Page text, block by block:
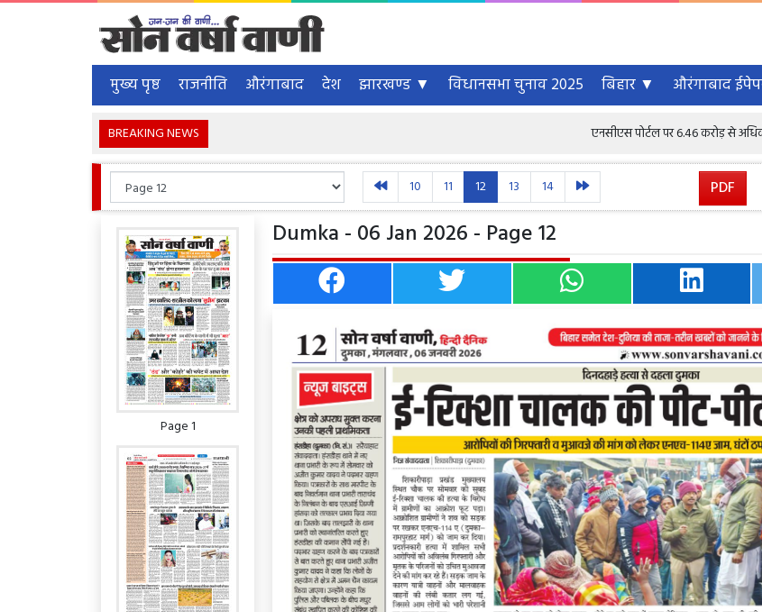
मुख्य पृष्ठ राजनीति औरंगाबाद देश झारखण्ड ▼ विधानसभा चुनाव 2025 बिहार ▼ औरंगाबाद
BREAKING NEWS एनसीएस पोर्टल पर 6.46 करोड़ से अधिक नौकरी
10 11 12 13 14 PDF
Page 1
Dumka - 06 Jan 2026 - Page 12